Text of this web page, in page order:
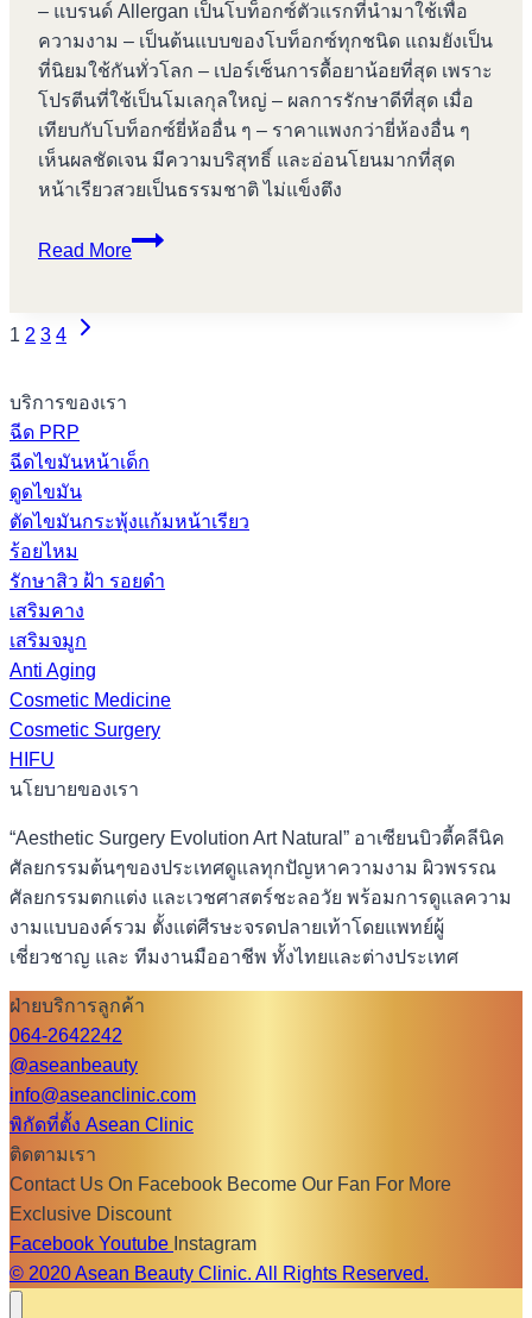
– แบรนด์ Allergan เป็นโบท็อกซ์ตัวแรกที่นำมาใช้เพื่อ
ความงาม – เป็นต้นแบบของโบท็อกซ์ทุกชนิด แถมยังเป็น
ที่นิยมใช้กันทั่วโลก – เปอร์เซ็นการดื้อยาน้อยที่สุด เพราะ
โปรตีนที่ใช้เป็นโมเลกุลใหญ่ – ผลการรักษาดีที่สุด เมื่อ
เทียบกับโบท็อกซ์ยี่ห้ออื่น ๆ – ราคาแพงกว่ายี่ห้องอื่น ๆ
เห็นผลชัดเจน มีความบริสุทธิ์ และอ่อนโยนมากที่สุด
หน้าเรียวสวยเป็นธรรมชาติ ไม่แข็งตึง
Read More
Botox
Page
navigation
1 2 3 4
Next
บริการของเรา
ฉีด PRP
ฉีดไขมันหน้าเด็ก
ดูดไขมัน
ตัดไขมันกระพุ้งแก้มหน้าเรียว
ร้อยไหม
รักษาสิว ฝ้า รอยดำ
เสริมคาง
เสริมจมูก
Anti Aging
Cosmetic Medicine
Cosmetic Surgery
HIFU
นโยบายของเรา
“Aesthetic Surgery Evolution Art Natural” อาเซียนบิวตี้คลีนิค
ศัลยกรรมต้นๆของประเทศดูแลทุกปัญหาความงาม ผิวพรรณ
ศัลยกรรมตกแต่ง และเวชศาสตร์ชะลอวัย พร้อมการดูแลความ
งามแบบองค์รวม ตั้งแต่ศีรษะจรดปลายเท้าโดยแพทย์ผู้
เชี่ยวชาญ และ ทีมงานมืออาชีพ ทั้งไทยและต่างประเทศ
ฝ่ายบริการลูกค้า
064-2642242
@aseanbeauty
info@aseanclinic.com
พิกัดที่ตั้ง Asean Clinic
ติดตามเรา
Contact Us On Facebook Become Our Fan For More
Exclusive Discount
Facebook Youtube Instagram
© 2020 Asean Beauty Clinic. All Rights Reserved.